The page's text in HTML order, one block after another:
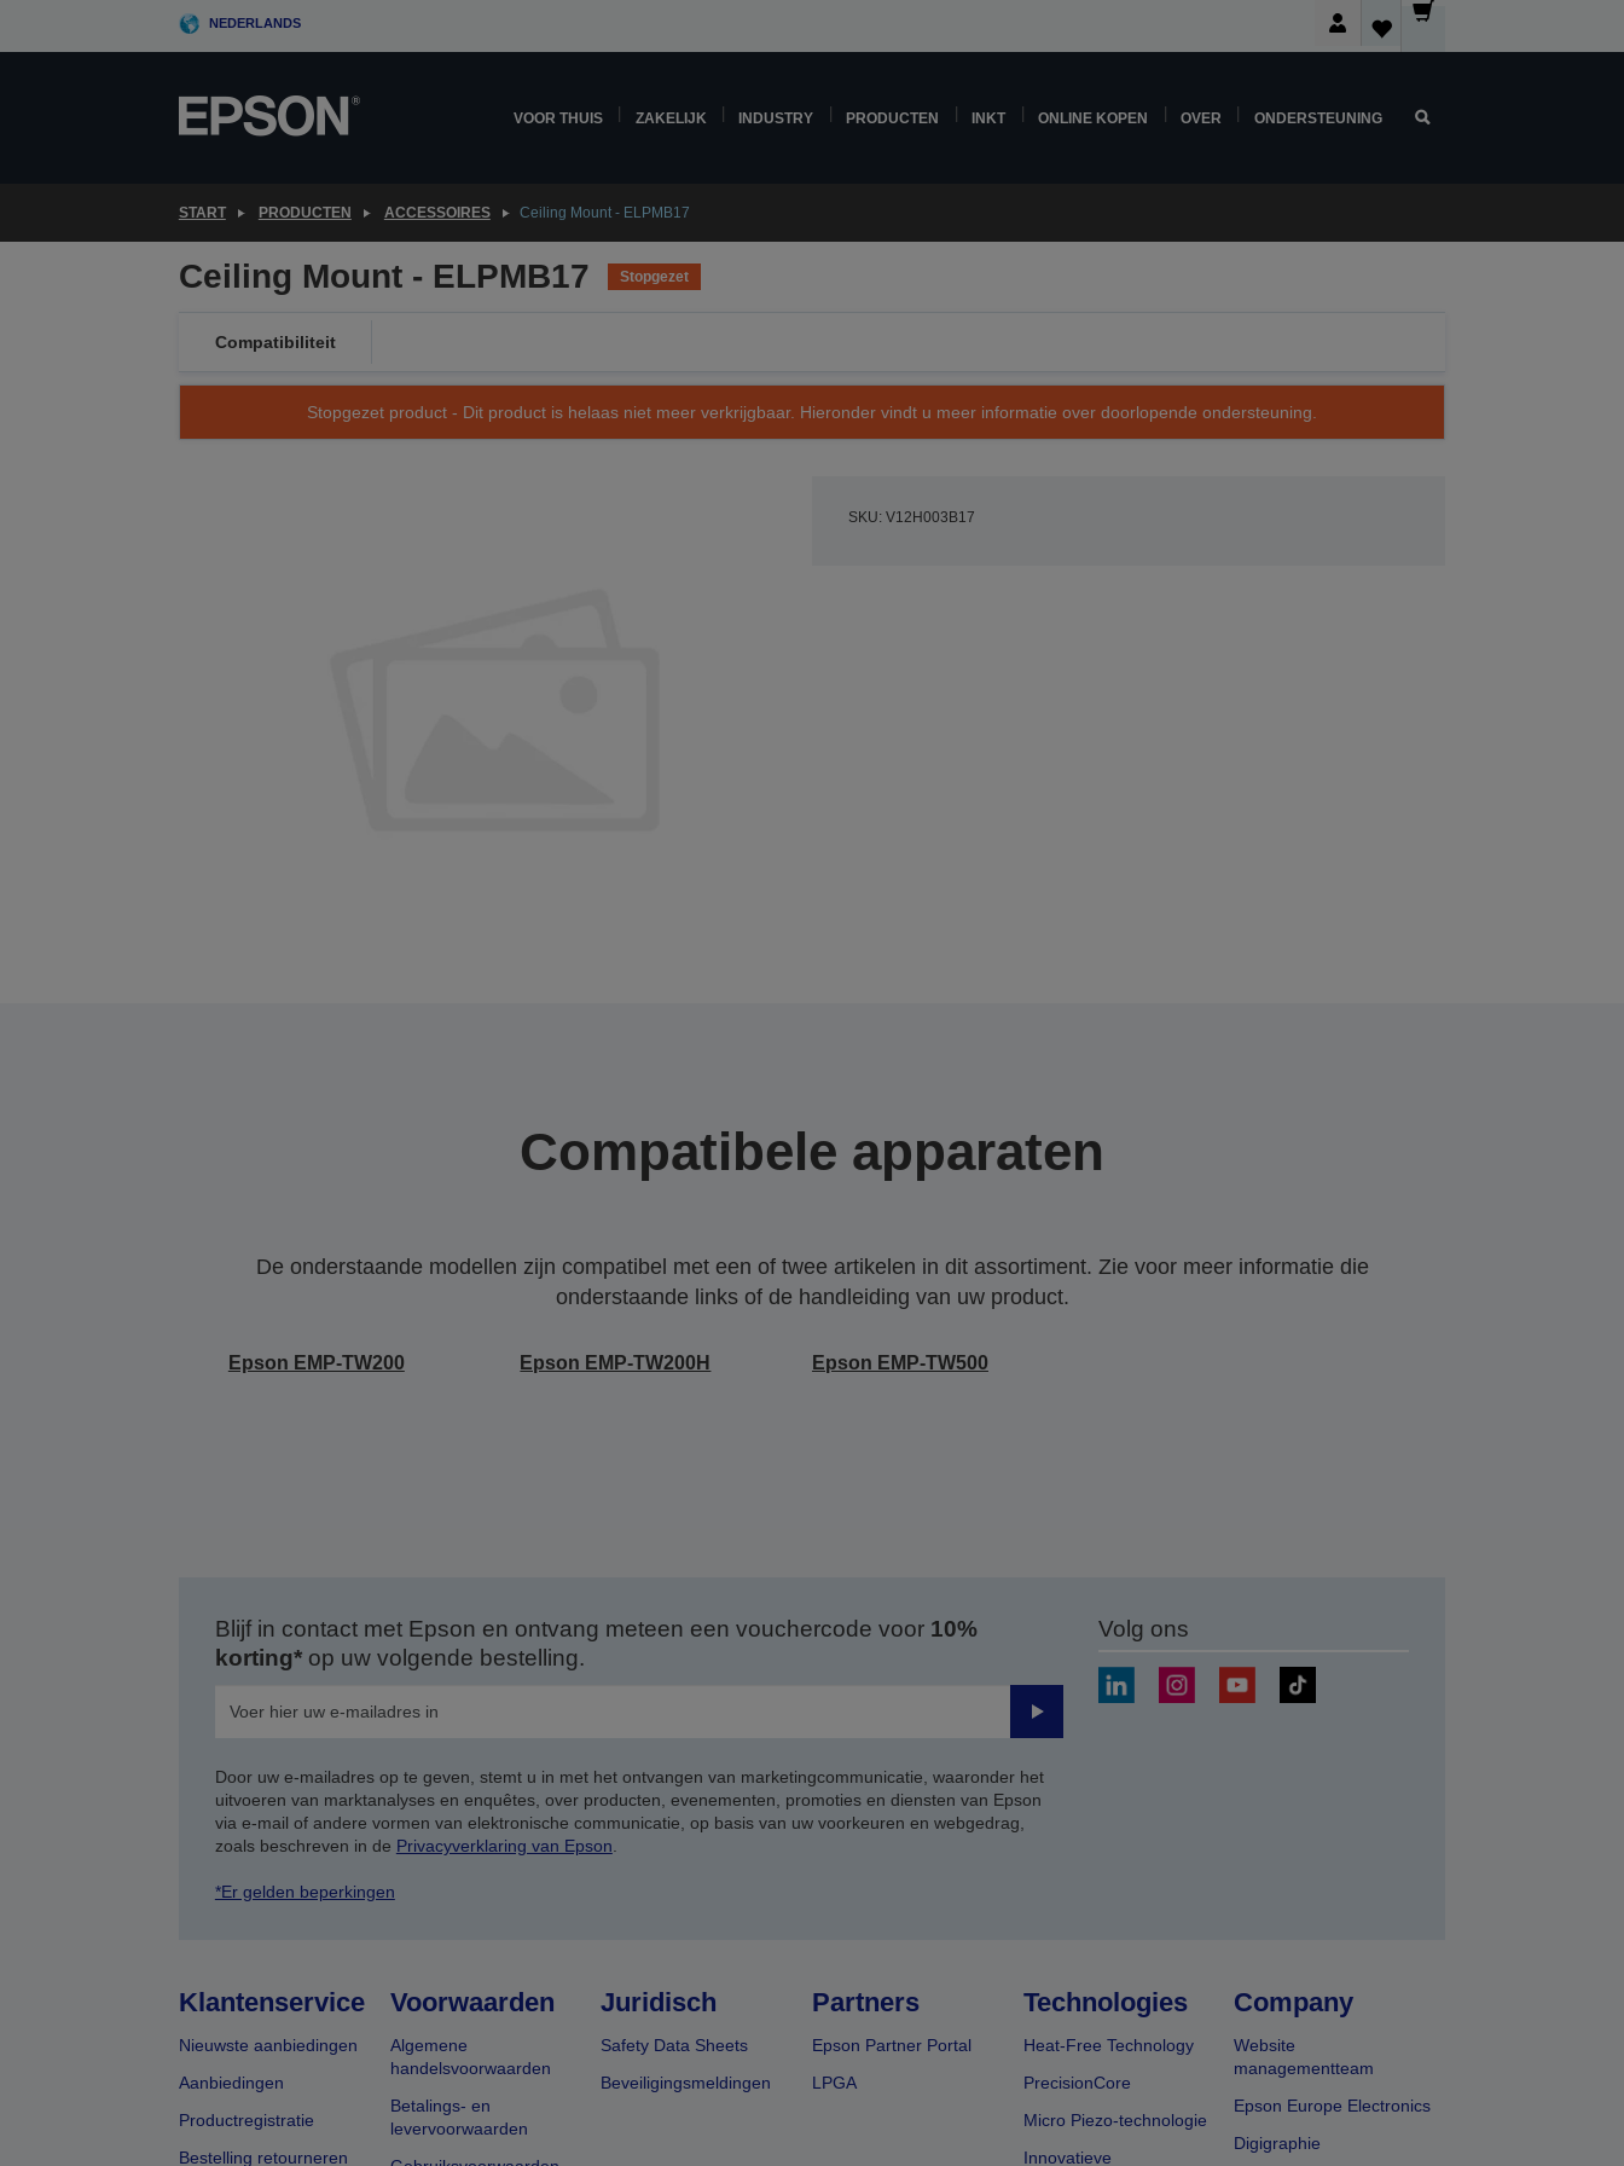
NEDERLANDS
VOOR THUIS ZAKELIJK INDUSTRY PRODUCTEN INKT ONLINE KOPEN OVER ONDERSTEUNING
START PRODUCTEN ACCESSOIRES Ceiling Mount - ELPMB17
Ceiling Mount - ELPMB17 Stopgezet
Compatibiliteit
Stopgezet product - Dit product is helaas niet meer verkrijgbaar. Hieronder vindt u meer informatie over doorlopende ondersteuning.
SKU: V12H003B17
Compatibele apparaten
De onderstaande modellen zijn compatibel met een of twee artikelen in dit assortiment. Zie voor meer informatie die
onderstaande links of de handleiding van uw product.
Epson EMP-TW200 Epson EMP-TW200H Epson EMP-TW500
Blijf in contact met Epson en ontvang meteen een vouchercode voor 10%
korting*op uw volgende bestelling.
Verzenden
Door uw e-mailadres op te geven, stemt u in met het ontvangen van marketingcommunicatie, waaronder het
uitvoeren van marktanalyses en enquêtes, over producten, evenementen, promoties en diensten van Epson
via e-mail of andere vormen van elektronische communicatie, op basis van uw voorkeuren en webgedrag,
zoals beschreven in de Privacyverklaring van Epson
*Er gelden beperkingen
Volg ons
Klantenservice
Nieuwste aanbiedingen
Aanbiedingen
Productregistratie
Bestelling retourneren
Voorwaarden
Algemene
handelsvoorwaarden
Betalings- en
levervoorwaarden
Juridisch
Safety Data Sheets
Beveiligingsmeldingen
Partners
Epson Partner Portal
LPGA
Technologies
Heat-Free Technology
PrecisionCore
Micro Piezo-technologie
Innovatieve
Company
Website
managementteam
Epson Europe Electronics
Digigraphie